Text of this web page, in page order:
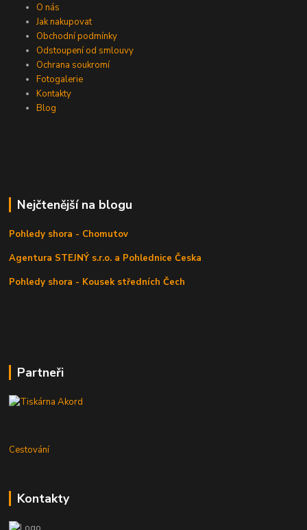
O nás
Jak nakupovat
Obchodní podmínky
Odstoupení od smlouvy
Ochrana soukromí
Fotogalerie
Kontakty
Blog
Nejčtenější na blogu
Pohledy shora - Chomutov
Agentura STEJNÝ s.r.o. a Pohlednice Česka
Pohledy shora - Kousek středních Čech
Partneři
Cestování
Kontakty